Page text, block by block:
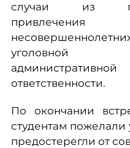
случаи из
привлечения
административной
ответственности.
По окончании
студентам пожелали
предостерегли от